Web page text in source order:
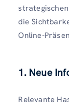
die
Online-
1. Neue
Relevante